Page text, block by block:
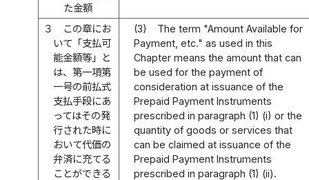
た金額
３
この章にお
いて「支払可
能金額等」と
は、第一項第
一号の前払式
支払手段にあ
ってはその発
行された時に
おいて代価の
弁済に充てる
ことができる
(3)
The term "Amount Available for
Payment, etc." as used in this
Chapter means the amount that can
be used for the payment of
consideration at issuance of the
Prepaid Payment Instruments
prescribed in paragraph (1) (i) or the
quantity of goods or services that
can be claimed at issuance of the
Prepaid Payment Instruments
prescribed in paragraph (1) (ii).